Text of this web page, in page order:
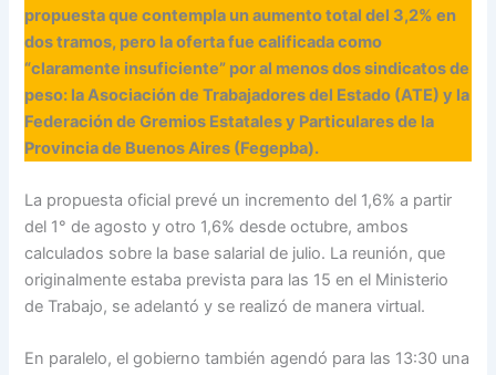
propuesta que contempla un aumento total del 3,2% en
dos tramos, pero la oferta fue calificada como
“claramente insuficiente” por al menos dos sindicatos de
peso: la Asociación de Trabajadores del Estado (ATE) y la
Federación de Gremios Estatales y Particulares de la
Provincia de Buenos Aires (Fegepba).
La propuesta oficial prevé un incremento del 1,6% a partir
del 1° de agosto y otro 1,6% desde octubre, ambos
calculados sobre la base salarial de julio. La reunión, que
originalmente estaba prevista para las 15 en el Ministerio
de Trabajo, se adelantó y se realizó de manera virtual.
En paralelo, el gobierno también agendó para las 13:30 una